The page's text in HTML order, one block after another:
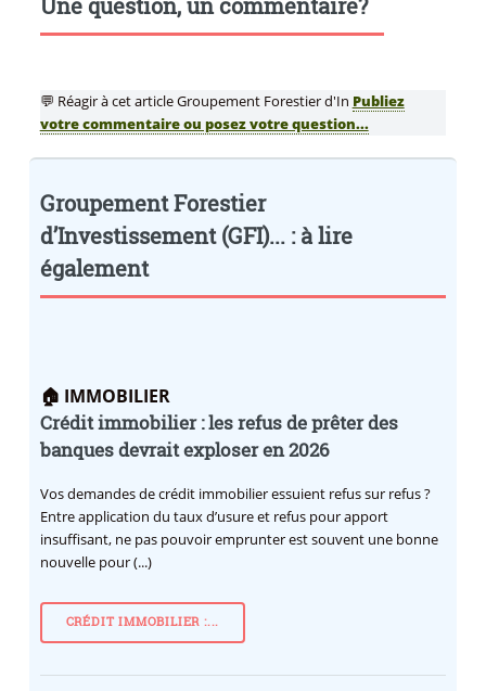
Une question, un commentaire?
💬 Réagir à cet article Groupement Forestier d'In Publiez
votre commentaire ou posez votre question...
Groupement Forestier
d’Investissement (GFI)... : à lire
également
🏠 IMMOBILIER
Crédit immobilier : les refus de prêter des
banques devrait exploser en 2026
Vos demandes de crédit immobilier essuient refus sur refus ?
Entre application du taux d’usure et refus pour apport
insuffisant, ne pas pouvoir emprunter est souvent une bonne
nouvelle pour (...)
CRÉDIT IMMOBILIER :...